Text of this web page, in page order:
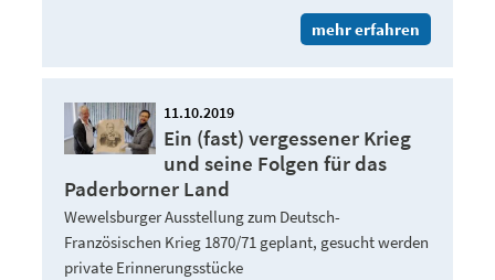
mehr erfahren
11.10.2019
Ein (fast) vergessener Krieg
und seine Folgen für das
Paderborner Land
Wewelsburger Ausstellung zum Deutsch-
Französischen Krieg 1870/71 geplant, gesucht werden
private Erinnerungsstücke